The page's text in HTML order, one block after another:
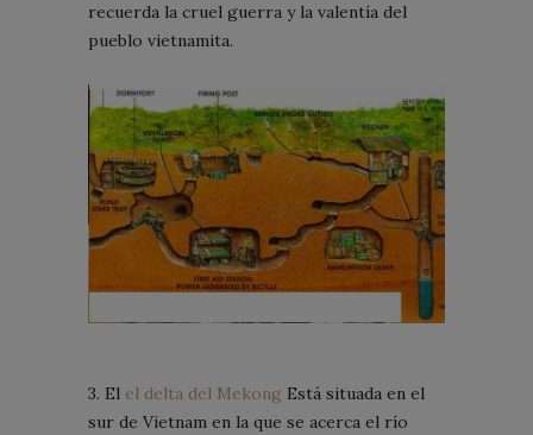
recuerda la cruel guerra y la valentía del
pueblo vietnamita.
3. El el delta del Mekong Está situada en el
sur de Vietnam en la que se acerca el río